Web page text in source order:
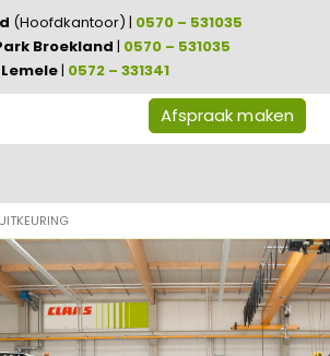
(Hoofdkantoor) | 0570 – 531035
Broekland | 0570 – 531035
Lemele| 0572 – 331341
Afspraak maken